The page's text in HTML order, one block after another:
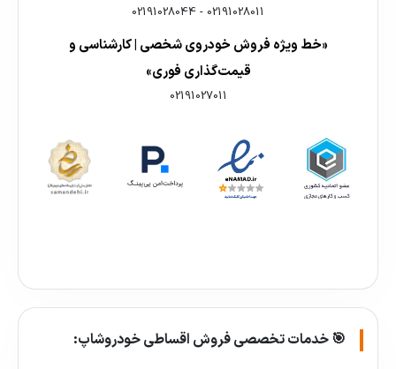
02191028011
-
02191028044
«خط ویژه فروش خودروی شخصی | کارشناسی و
قیمت‌گذاری فوری»
02191027011
🎯 خدمات تخصصی فروش اقساطی خودروشاپ: